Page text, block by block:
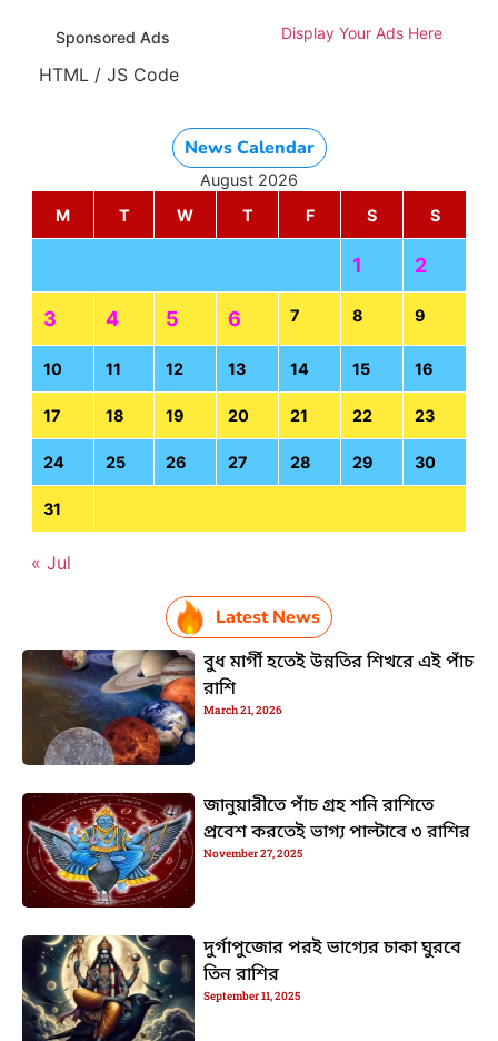
Sponsored Ads Display Your Ads Here
HTML / JS Code
News Calendar
August 2026
M
T W T F S S
1 2
3 4 5 6 7 8 9
10 11 12 13 14 15 16
17 18 19 20 21 22 23
24 25 26 27 28 29 30
31
« Jul
Latest News
বুধ মার্গী হতেই উন্নতির শিখরে এই পাঁচ
রাশি
March 21, 2026
জানুয়ারীতে পাঁচ গ্রহ শনি রাশিতে
প্রবেশ করতেই ভাগ্য পাল্টাবে ৩ রাশির
November 27, 2025
দুর্গাপুজোর পরই ভাগ্যের চাকা ঘুরবে
তিন রাশির
September 11, 2025